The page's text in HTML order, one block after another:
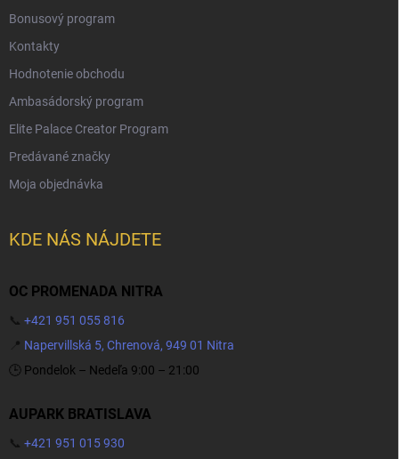
Bonusový program
Kontakty
Hodnotenie obchodu
Ambasádorský program
Elite Palace Creator Program
Predávané značky
Moja objednávka
KDE NÁS NÁJDETE
OC PROMENADA NITRA
📞 +421 951 055 816
📍 Napervillská 5, Chrenová, 949 01 Nitra
🕒 Pondelok – Nedeľa 9:00 – 21:00
AUPARK BRATISLAVA
📞 +421 951 015 930